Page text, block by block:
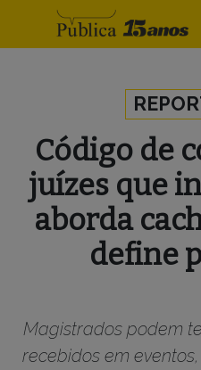
Código de
juízes que
aborda
define
Magistrados podem
recebidos em